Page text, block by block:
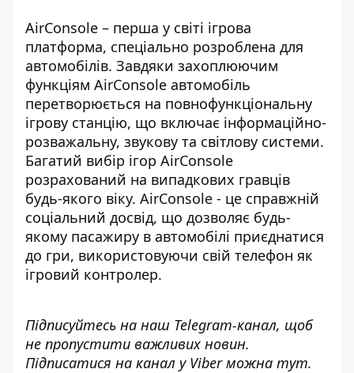
AirConsole – перша у світі ігрова
платформа, спеціально розроблена для
автомобілів. Завдяки захоплюючим
функціям AirConsole автомобіль
перетворюється на повнофункціональну
ігрову станцію, що включає інформаційно-
розважальну, звукову та світлову системи.
Багатий вибір ігор AirConsole
розрахований на випадкових гравців
будь-якого віку. AirConsole - це справжній
соціальний досвід, що дозволяє будь-
якому пасажиру в автомобілі приєднатися
до гри, використовуючи свій телефон як
ігровий контролер.
Підписуйтесь на наш Telegram-канал, щоб
не пропустити важливих новин.
Підписатися на канал у Viber можна тут.